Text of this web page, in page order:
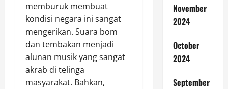
memburuk membuat
kondisi negara ini sangat
mengerikan. Suara bom
dan tembakan menjadi
alunan musik yang sangat
akrab di telinga
masyarakat. Bahkan,
November
2024
October
2024
September